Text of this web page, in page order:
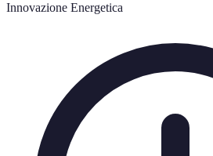
Innovazione Energetica